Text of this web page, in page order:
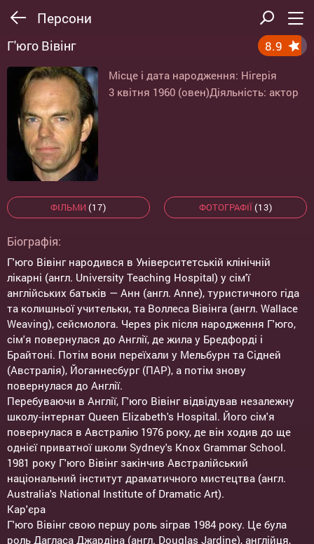
Персони
Г'юго Вівінг 8.9
Місце і дата народження: Нігерія
3 квітня 1960 (овен)Діяльність: актор
ФІЛЬМИ (17) ФОТОГРАФІЇ(13)
Біографія:
Г'юго Вівінг народився в Університетській клінічній
лікарні (англ. University Teaching Hospital) у сім'ї
англійських батьків — Анн (англ. Anne), туристичного гіда
та колишньої учительки, та Воллеса Вівінга (англ. Wallace
Weaving), сейсмолога. Через рік після народження Г'юго,
сім'я повернулася до Англії, де жила у Бредфорді і
Брайтоні. Потім вони переїхали у Мельбурн та Сідней
(Австралія), Йоганнесбург (ПАР), а потім знову
повернулася до Англії.
Перебуваючи в Англії, Г'юго Вівінг відвідував незалежну
школу-інтернат Queen Elizabeth's Hospital. Його сім'я
повернулася в Австралію 1976 року, де він ходив до ще
однієї приватної школи Sydney's Knox Grammar School.
1981 року Г'юго Вівінг закінчив Австралійський
національний інститут драматичного мистецтва (англ.
Australia's National Institute of Dramatic Art).
Кар'єра
Г'юго Вівінг свою першу роль зіграв 1984 року. Це була
роль Дагласа Джардіна (англ. Douglas Jardine), англійця,